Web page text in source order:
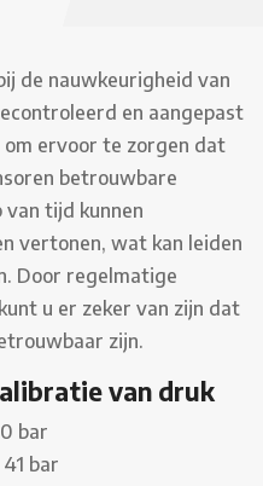
de nauwkeurigheid van
en aangepast
ervoor te zorgen dat
betrouwbare
tijd kunnen
vertonen, wat kan leiden
Door regelmatige
u er zeker van zijn dat
zijn.
van druk
bar
bar